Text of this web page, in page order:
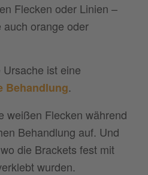
Flecken oder Linien –
orange oder
ist eine
Behandlung.
weißen Flecken während
Behandlung auf. Und
die Brackets fest mit
wurden.